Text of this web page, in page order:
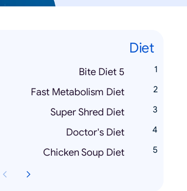
Diet
5 Bite Diet
Fast Metabolism Diet
Super Shred Diet
Doctor's Diet
Chicken Soup Diet